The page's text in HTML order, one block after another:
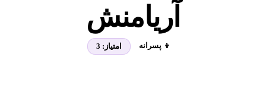
آریامنش
👦 پسرانه امتیاز: 3